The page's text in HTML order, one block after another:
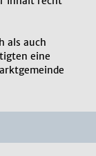
als auch
eine